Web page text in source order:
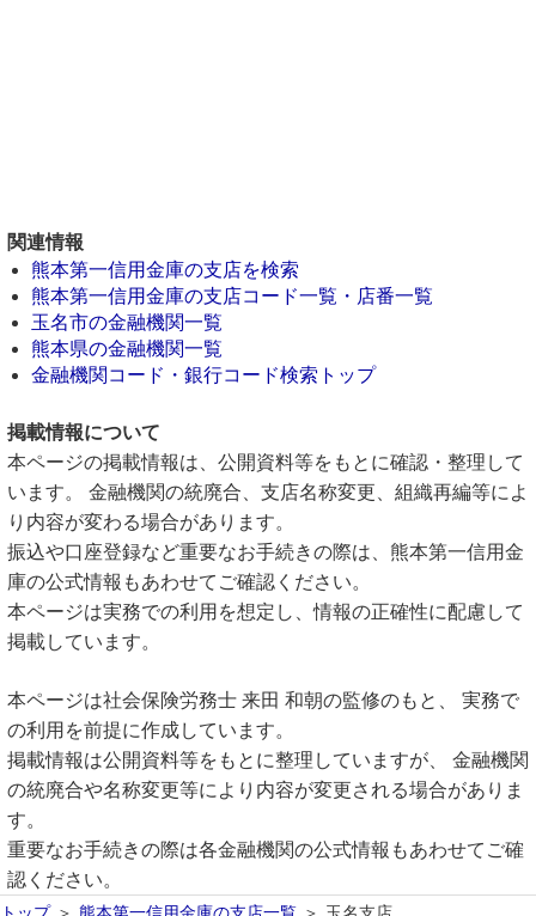
関連情報
熊本第一信用金庫の支店を検索
熊本第一信用金庫の支店コード一覧・店番一覧
玉名市の金融機関一覧
熊本県の金融機関一覧
金融機関コード・銀行コード検索トップ
掲載情報について
本ページの掲載情報は、公開資料等をもとに確認・整理して
います。 金融機関の統廃合、支店名称変更、組織再編等によ
り内容が変わる場合があります。
振込や口座登録など重要なお手続きの際は、熊本第一信用金
庫の公式情報もあわせてご確認ください。
本ページは実務での利用を想定し、情報の正確性に配慮して
掲載しています。
本ページは社会保険労務士 来田 和朝の監修のもと、 実務で
の利用を前提に作成しています。
掲載情報は公開資料等をもとに整理していますが、 金融機関
の統廃合や名称変更等により内容が変更される場合がありま
す。
重要なお手続きの際は各金融機関の公式情報もあわせてご確
認ください。